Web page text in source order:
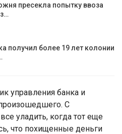
пресекла попытку ввоза
получил более 19 лет колонии
управления банка и
С
уладить, когда тот еще
что похищенные деньги